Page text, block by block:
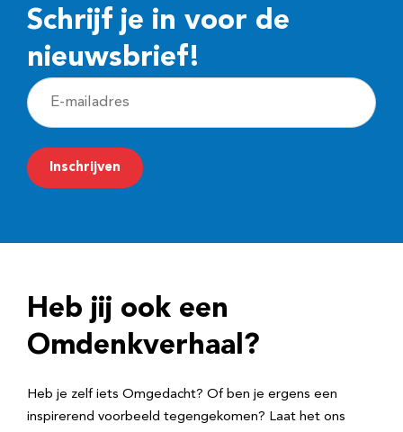
Schrijf je in voor de
nieuwsbrief!
E
-
m
a
r
e
Inschrijven
Heb jij ook een
Omdenkverhaal?
Heb je zelf iets Omgedacht? Of ben je ergens een
inspirerend voorbeeld tegengekomen? Laat het ons